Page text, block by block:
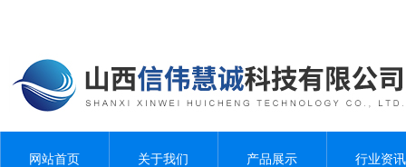
网站首页 关于我们 产品展示 行业资讯